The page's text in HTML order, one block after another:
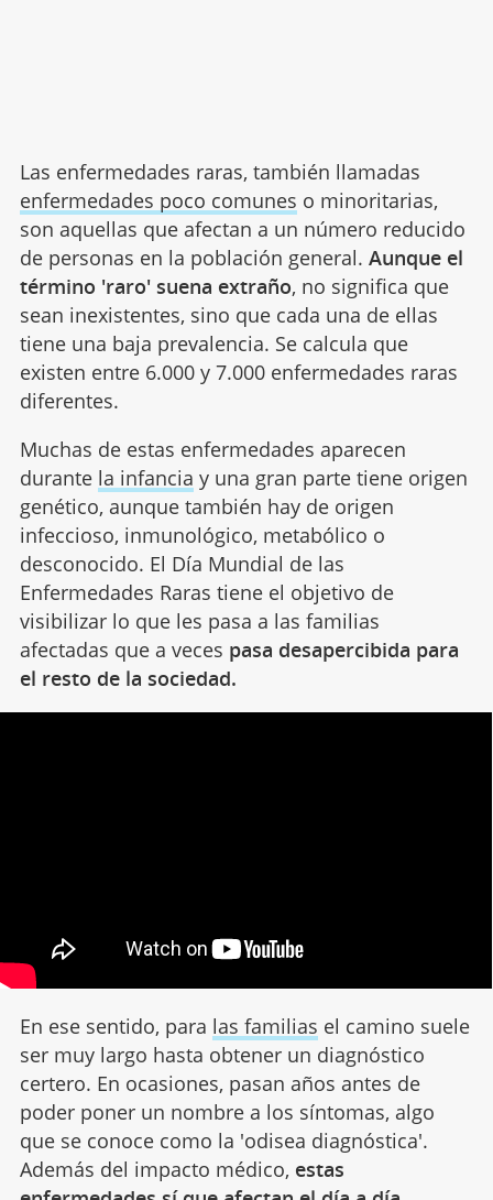
Las enfermedades raras, también llamadas
enfermedades poco comunes o minoritarias,
son aquellas que afectan a un número reducido
de personas en la población general. Aunque el
término 'raro' suena extraño, no significa que
sean inexistentes, sino que cada una de ellas
tiene una baja prevalencia. Se calcula que
existen entre 6.000 y 7.000 enfermedades raras
diferentes.
Muchas de estas enfermedades aparecen
durante la infancia y una gran parte tiene origen
genético, aunque también hay de origen
infeccioso, inmunológico, metabólico o
desconocido. El Día Mundial de las
Enfermedades Raras tiene el objetivo de
visibilizar lo que les pasa a las familias
afectadas que a veces pasa desapercibida para
el resto de la sociedad.
En ese sentido, para las familias el camino suele
ser muy largo hasta obtener un diagnóstico
certero. En ocasiones, pasan años antes de
poder poner un nombre a los síntomas, algo
que se conoce como la 'odisea diagnóstica'.
Además del impacto médico, estas